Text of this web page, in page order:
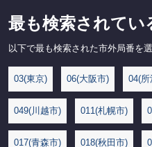
最も検索されてい
以下で最も検索された市外局番を
03(東京) 06(大阪市) 04(所
049(川越市) 011(札幌市)
017(青森市) 018(秋田市)